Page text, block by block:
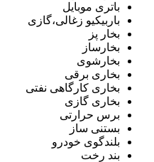
باتری موبایل
باربیکیو زغالی،گازی
بخار پز
بخارساز
بخارشوی
بخاری برقی
بخاری کارگاهی نفتی
بخاری گازی
برس حرارتی
بستنی ساز
بلندگوی خودرو
بند رخت